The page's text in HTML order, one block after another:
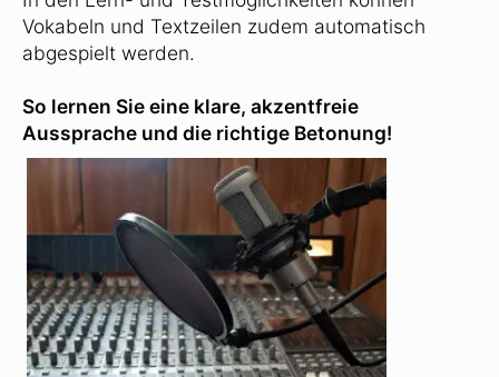
Vokabeln und Textzeilen zudem automatisch
abgespielt werden.
So lernen Sie eine klare, akzentfreie
Aussprache und die richtige Betonung!